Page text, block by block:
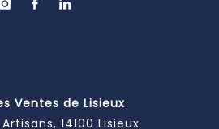
Ventes de Lisieux
14100 Lisieux